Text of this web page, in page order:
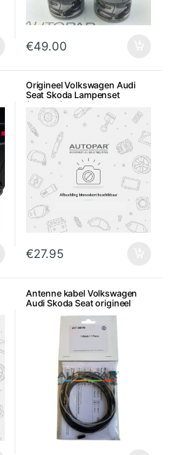
€49.00
Origineel Volkswagen Audi
Seat Skoda Lampenset
(reserve)
€27.95
Antenne kabel Volkswagen
Audi Skoda Seat origineel